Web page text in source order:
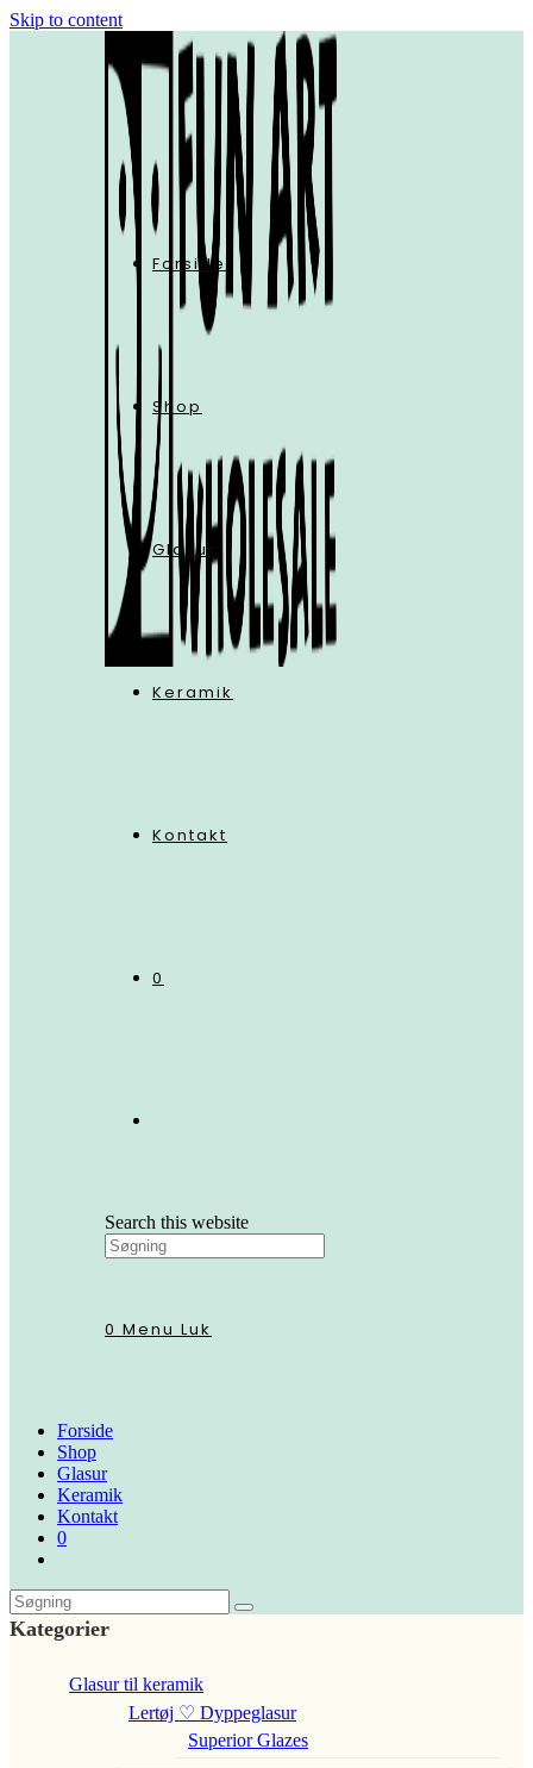
Skip to content
Forside
Shop
Glasur
Keramik
Kontakt
0
Search this website
0 Menu Luk
Forside
Shop
Glasur
Keramik
Kontakt
0
Kategorier
Glasur til keramik
Lertøj ♡ Dyppeglasur
Superior Glazes